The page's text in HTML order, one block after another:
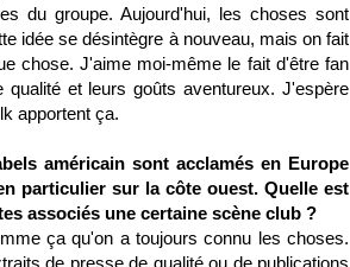
du groupe. Aujourd'hui, les choses sont
idée se désintègre à nouveau, mais on fait
chose. J'aime moi-même le fait d'être fan
et leurs goûts aventureux. J'espère
apportent ça.
américain sont acclamés en Europe
particulier sur la côte ouest. Quelle est
associés une certaine scène club ?
ça qu'on a toujours connu les choses.
de presse de qualité ou de publications